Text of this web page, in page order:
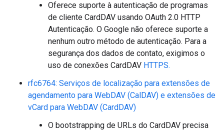
Oferece suporte à autenticação de programas
de cliente CardDAV usando OAuth 2.0 HTTP
Autenticação. O Google não oferece suporte a
nenhum outro método de autenticação. Para a
segurança dos dados de contato, exigimos o
uso de conexões CardDAV HTTPS.
rfc6764: Serviços de localização para extensões de
agendamento para WebDAV (CalDAV) e extensões de
vCard para WebDAV (CardDAV)
O bootstrapping de URLs do CardDAV precisa